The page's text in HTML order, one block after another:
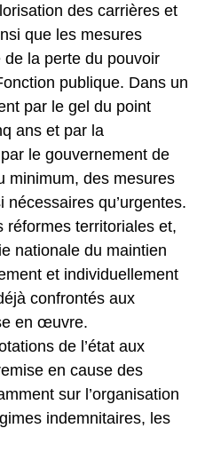
des carrières et
que les mesures
la perte du pouvoir
publique. Dans un
par le gel du point
ans et par la
le gouvernement de
minimum, des mesures
qu’urgentes.
réformes territoriales et,
nationale du maintien
et individuellement
confrontés aux
en œuvre.
de l’état aux
en cause des
sur l’organisation
indemnitaires, les